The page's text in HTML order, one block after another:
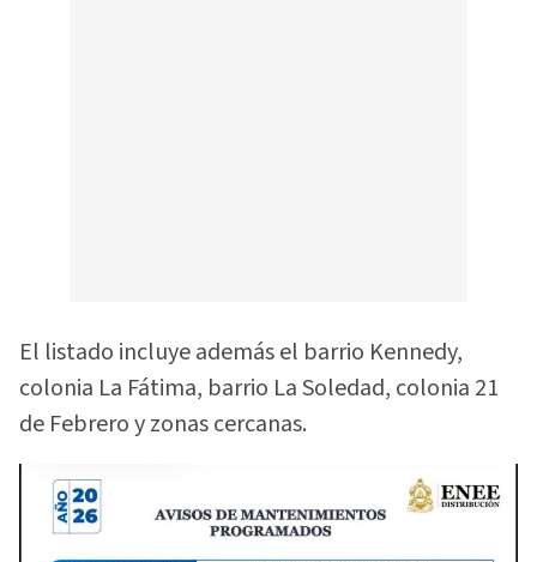
El listado incluye además el barrio Kennedy,
colonia La Fátima, barrio La Soledad, colonia 21
de Febrero y zonas cercanas.